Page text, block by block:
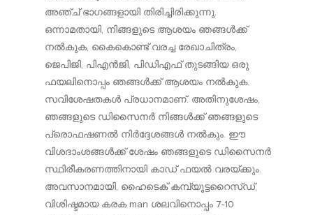
അഞ്ച് ഭാഗങ്ങളായി തിരിച്ചിരിക്കുന്നു.
ഒന്നാമതായി, നിങ്ങളുടെ ആശയം ഞങ്ങൾക്ക്
നൽകുക, കൈകൊണ്ട് വരച്ച രേഖാചിത്രം,
ജെപിജി, പിഎൻജി, പിഡിഎഫ് തുടങ്ങിയ ഒരു
ഫയലിനൊപ്പം ഞങ്ങൾക്ക് ആശയം നൽകുക.
സവിശേഷതകൾ പ്രധാനമാണ്. അതിനുശേഷം,
ഞങ്ങളുടെ ഡിസൈനർ നിങ്ങൾക്ക് ഞങ്ങളുടെ
പ്രൊഫഷണൽ നിർദ്ദേശങ്ങൾ നൽകും. ഈ
വിശദാംശങ്ങൾക്ക് ശേഷം ഞങ്ങളുടെ ഡിസൈനർ
സ്ഥിരീകരണത്തിനായി കാഡ് ഫയൽ വരയ്ക്കും.
അവസാനമായി, ഹൈടെക് കമ്പ്യൂട്ടറൈസ്ഡ്,
വിശിഷ്ടമായ കരക man ശലവിനൊപ്പം 7-10